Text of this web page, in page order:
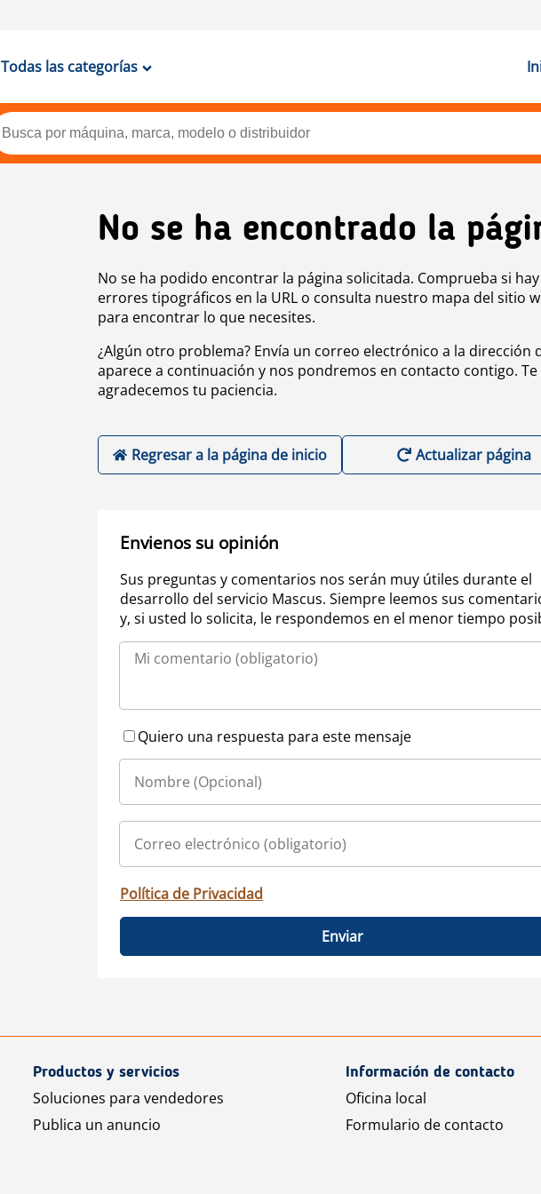
Todas las categorías
No se ha encontrado la
No se ha podido encontrar la página solicitada. Comprueba si hay
errores tipográficos en la URL o consulta nuestro mapa del sitio
para encontrar lo que necesites.
¿Algún otro problema? Envía un correo electrónico a la dirección
aparece a continuación y nos pondremos en contacto contigo. Te
agradecemos tu paciencia.
Regresar a la página de inicio Actualizar página
Envienos su opinión
Sus preguntas y comentarios nos serán muy útiles durante el
desarrollo del servicio Mascus. Siempre leemos sus
y, si usted lo solicita, le respondemos en el menor tiempo
Quiero una respuesta para este mensaje
Política de Privacidad
Enviar
Productos y servicios
Soluciones para vendedores
Publica un anuncio
Información de contacto
Oficina local
Formulario de contacto